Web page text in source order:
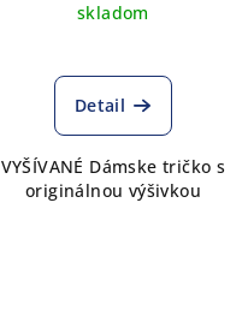
skladom
Detail
VYŠÍVANÉ Dámske tričko s
originálnou výšivkou